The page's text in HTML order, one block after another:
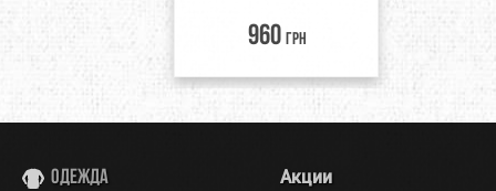
960 грн
Одежда Акции